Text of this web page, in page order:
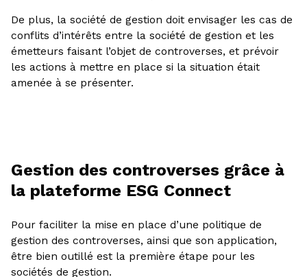
De plus, la société de gestion doit envisager les cas de
conflits d’intérêts entre la société de gestion et les
émetteurs faisant l’objet de controverses, et prévoir
les actions à mettre en place si la situation était
amenée à se présenter.
Gestion des controverses grâce à
la plateforme ESG Connect
Pour faciliter la mise en place d’une politique de
gestion des controverses, ainsi que son application,
être bien outillé est la première étape pour les
sociétés de gestion.